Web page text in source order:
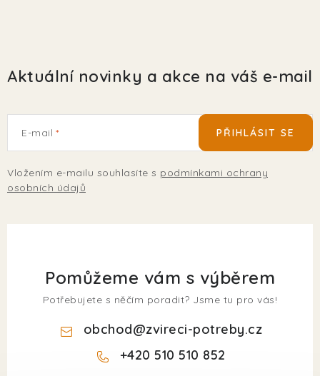
Aktuální novinky a akce na váš e-mail
E-mail
Vložením e-mailu souhlasíte s podmínkami ochrany
osobních údajů
PŘIHLÁSIT SE
Pomůžeme vám s výběrem
Potřebujete s něčím poradit? Jsme tu pro vás!
obchod@zvireci-potreby.cz
+420 510 510 852